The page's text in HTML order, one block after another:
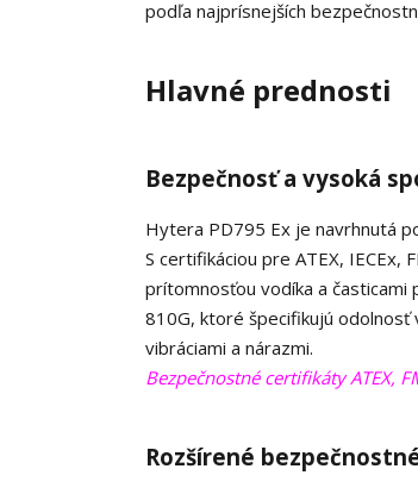
podľa najprísnejších
Hlavné prednosti
Bezpečnosť a vysoká
Hytera PD795 Ex je navrhnutá
S certifikáciou pre ATEX, IECEx,
prítomnosťou vodíka a časticami
810G, ktoré špecifikujú odolnosť
vibráciami a nárazmi.
Bezpečnostné certifikáty ATEX,
Rozšírené